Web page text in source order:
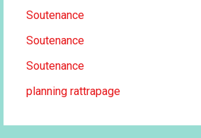
Soutenance
Soutenance
Soutenance
planning rattrapage